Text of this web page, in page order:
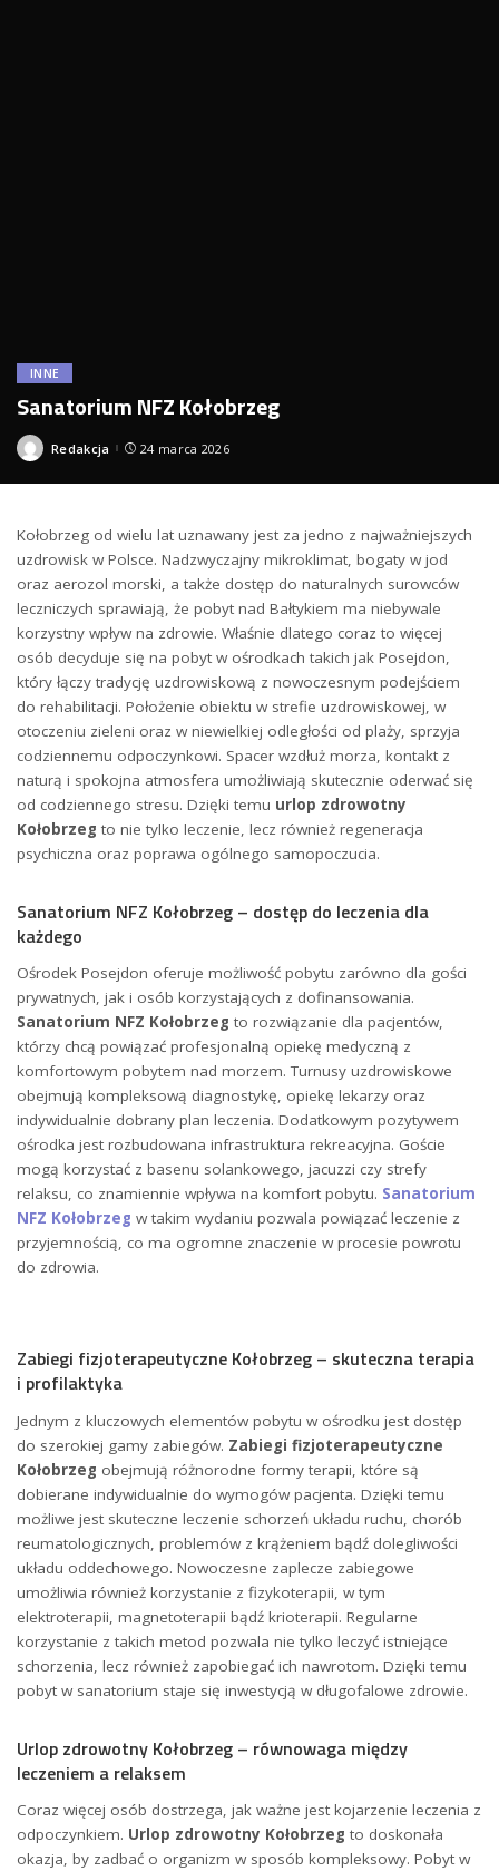
INNE
Sanatorium NFZ Kołobrzeg
Posted
Redakcja 24 marca 2026
Kołobrzeg od wielu lat uznawany jest za jedno z najważniejszych
uzdrowisk w Polsce. Nadzwyczajny mikroklimat, bogaty w jod
oraz aerozol morski, a także dostęp do naturalnych surowców
leczniczych sprawiają, że pobyt nad Bałtykiem ma niebywale
korzystny wpływ na zdrowie. Właśnie dlatego coraz to więcej
osób decyduje się na pobyt w ośrodkach takich jak Posejdon,
który łączy tradycję uzdrowiskową z nowoczesnym podejściem
do rehabilitacji. Położenie obiektu w strefie uzdrowiskowej, w
otoczeniu zieleni oraz w niewielkiej odległości od plaży, sprzyja
codziennemu odpoczynkowi. Spacer wzdłuż morza, kontakt z
naturą i spokojna atmosfera umożliwiają skutecznie oderwać się
od codziennego stresu. Dzięki temu urlop zdrowotny
Kołobrzeg to nie tylko leczenie, lecz również regeneracja
psychiczna oraz poprawa ogólnego samopoczucia.
Sanatorium NFZ Kołobrzeg – dostęp do leczenia dla
każdego
Ośrodek Posejdon oferuje możliwość pobytu zarówno dla gości
prywatnych, jak i osób korzystających z dofinansowania.
Sanatorium NFZ Kołobrzeg to rozwiązanie dla pacjentów,
którzy chcą powiązać profesjonalną opiekę medyczną z
komfortowym pobytem nad morzem. Turnusy uzdrowiskowe
obejmują kompleksową diagnostykę, opiekę lekarzy oraz
indywidualnie dobrany plan leczenia. Dodatkowym pozytywem
ośrodka jest rozbudowana infrastruktura rekreacyjna. Goście
mogą korzystać z basenu solankowego, jacuzzi czy strefy
relaksu, co znamiennie wpływa na komfort pobytu. Sanatorium
NFZ Kołobrzeg w takim wydaniu pozwala powiązać leczenie z
przyjemnością, co ma ogromne znaczenie w procesie powrotu
do zdrowia.
Zabiegi fizjoterapeutyczne Kołobrzeg – skuteczna terapia
i profilaktyka
Jednym z kluczowych elementów pobytu w ośrodku jest dostęp
do szerokiej gamy zabiegów. Zabiegi fizjoterapeutyczne
Kołobrzeg obejmują różnorodne formy terapii, które są
dobierane indywidualnie do wymogów pacjenta. Dzięki temu
możliwe jest skuteczne leczenie schorzeń układu ruchu, chorób
reumatologicznych, problemów z krążeniem bądź dolegliwości
układu oddechowego. Nowoczesne zaplecze zabiegowe
umożliwia również korzystanie z fizykoterapii, w tym
elektroterapii, magnetoterapii bądź krioterapii. Regularne
korzystanie z takich metod pozwala nie tylko leczyć istniejące
schorzenia, lecz również zapobiegać ich nawrotom. Dzięki temu
pobyt w sanatorium staje się inwestycją w długofalowe zdrowie.
Urlop zdrowotny Kołobrzeg – równowaga między
leczeniem a relaksem
Coraz więcej osób dostrzega, jak ważne jest kojarzenie leczenia z
odpoczynkiem. Urlop zdrowotny Kołobrzeg to doskonała
okazja, by zadbać o organizm w sposób kompleksowy. Pobyt w